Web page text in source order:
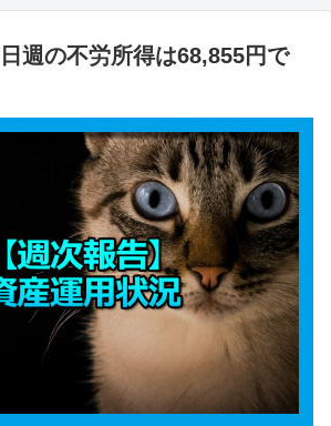
週の不労所得は68,855円で